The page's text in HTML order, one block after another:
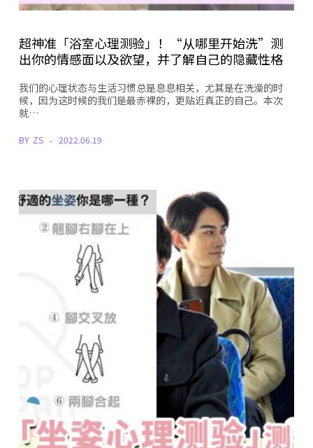
超神准「浴室心理测验」！“从哪里开始洗”测
出你的情感面以及欲望，并了解自己的隐藏性格
我们的心理状态与生活习惯总是息息相关，尤其是在洗澡的时
候，因为这时候的我们是最赤裸的，更贴近真正的自己。本次
就…
BY ZS 2022.06.19